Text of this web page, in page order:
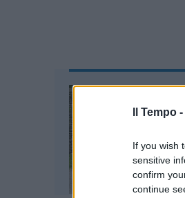
Il Tempo -
If you wish
sensitive
confirm
continue